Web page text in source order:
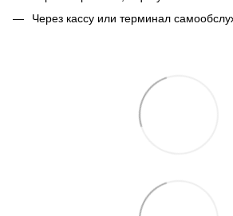
Через кассу или терминал